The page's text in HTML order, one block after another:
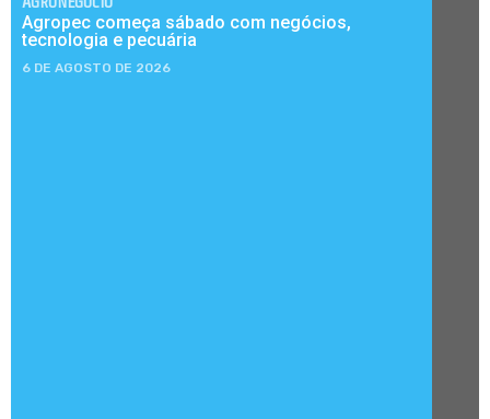
Agropec começa sábado com negócios,
tecnologia e pecuária
6 DE AGOSTO DE 2026